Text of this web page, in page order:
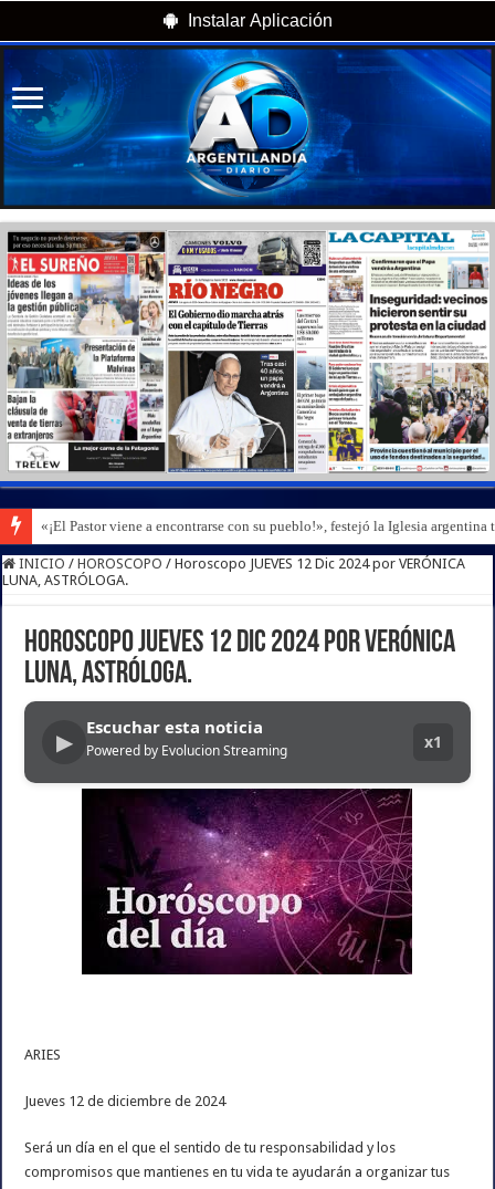
Instalar Aplicación
Un acuerdo emergente podría consolidar el control de Irán sobre el estrecho
INICIO / HOROSCOPO / Horoscopo JUEVES 12 Dic 2024 por VERÓNICA
LUNA, ASTRÓLOGA.
Horoscopo JUEVES 12 Dic 2024 por VERÓNICA
LUNA, ASTRÓLOGA.
▶
Escuchar esta noticia
Powered by Evolucion Streaming x1
ARIES
Jueves 12 de diciembre de 2024
Será un día en el que el sentido de tu responsabilidad y los
compromisos que mantienes en tu vida te ayudarán a organizar tus